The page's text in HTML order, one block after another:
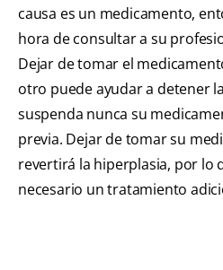
causa es un medicamento,
hora de consultar a su
Dejar de tomar el
otro puede ayudar a detener
suspenda nunca su
previa. Dejar de tomar su
revertirá la hiperplasia, por lo
necesario un tratamiento